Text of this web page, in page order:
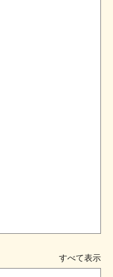
すべて表示